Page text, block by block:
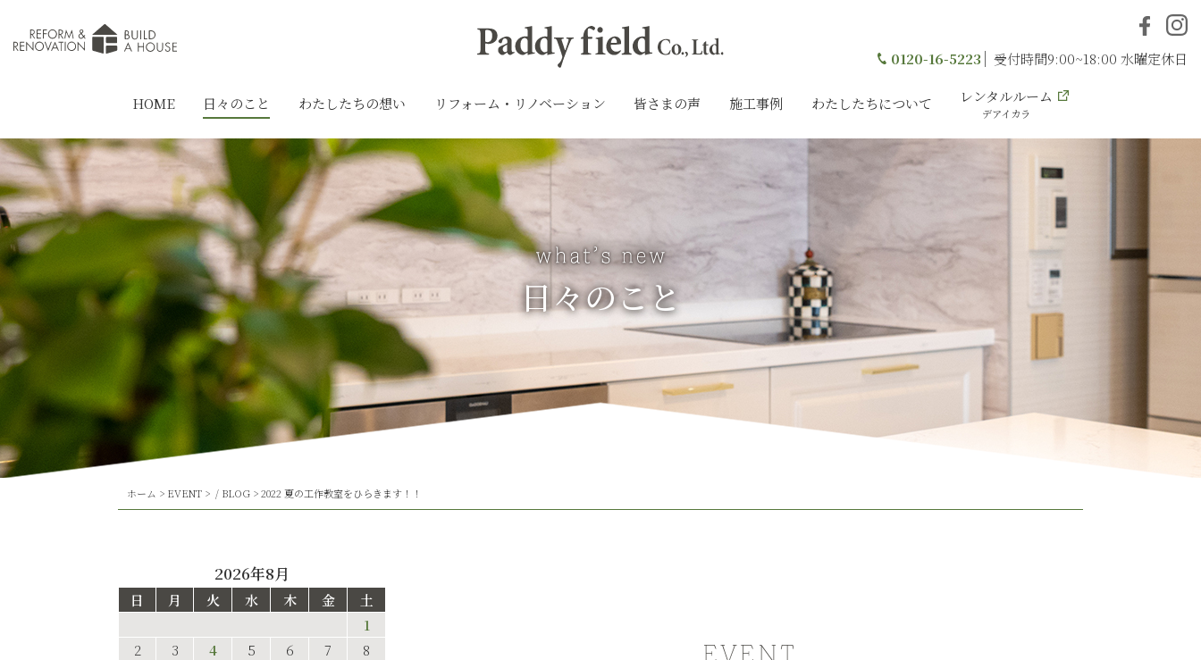
0120-16-5223 受付時間9:00~18:00 水曜定休日
HOME 日々のこと わたしたちの想い リフォーム・リノベーション 皆さまの声 施工事例 わたしたちについて レンタルルーム
デアイカラ
日々のこと
ホーム > EVENT> / BLOG>2022 夏の工作教室をひらきます！！
2026年8月
日 月 火 水 木 金
土
1
2
3 4 5 6 7
8